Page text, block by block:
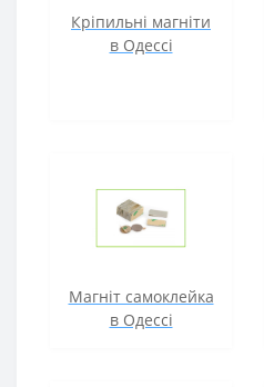
Кріпильні магніти
в Одессі
Магніт самоклейка
в Одессі